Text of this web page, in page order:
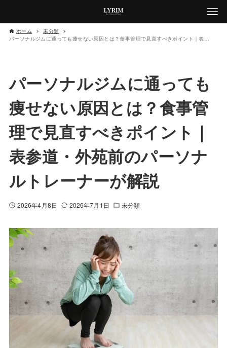
ホーム
未分類
パーソナルジムに通っても痩せない原因とは？食事管理で見直すべきポイント｜表参道・外苑前のパーソナルトレーナーが解説
パーソナルジムに通っても
痩せない原因とは？食事管
理で見直すべきポイント｜
表参道・外苑前のパーソナ
ルトレーナーが解説
2026年4月8日 2026年7月1日 未分類